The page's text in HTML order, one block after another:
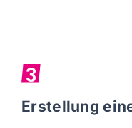
3
Erstellung